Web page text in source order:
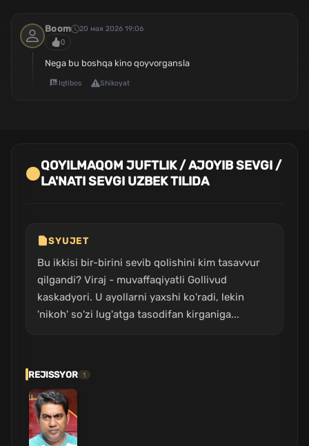
Boom 20 мая 2026 19:06
0
Nega bu boshqa kino qoyvorgansla
Iqtibos Shikoyat
QOYILMAQOM JUFTLIK / AJOYIB SEVGI /
LA'NATI SEVGI UZBEK TILIDA
SYUJET
Bu ikkisi bir-birini sevib qolishini kim tasavvur
qilgandi? Viraj - muvaffaqiyatli Gollivud
kaskadyori. U ayollarni yaxshi ko'radi, lekin
'nikoh' so'zi lug'atga tasodifan kirganiga...
REJISSYOR 1